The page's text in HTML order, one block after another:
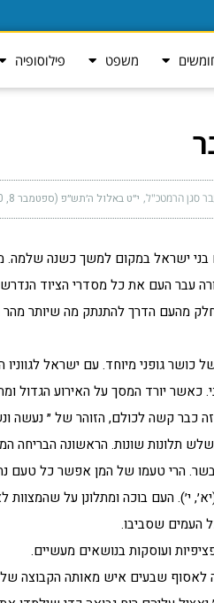
משפט פילוסופיה
סגן הרמטכ"ל י״ט באלול ה׳תש״פ (ספטמבר 8, 2020)
בני ישראל במקום למשך כשנה
עבר העם את כל מסדרי הציוד
מהעם הדרך להתנתק מה שיותר מהר
גופני מיוחד. עם ישראל לגווניו
כאשר יורד המסך על האירוע הגדול
זה כבר קשה לכולם, הזוהר של ״ נעשה
תלונות שונות. הראשונה הבריחה
בבשר. הרי טעמו של המן אפשר כל
י׳). העם בוכה ומתלונן על
העמים שסביבו.
ועוסקות בנושאים מעשיים.
לאסוף שבעים איש מאותה הקבוצה